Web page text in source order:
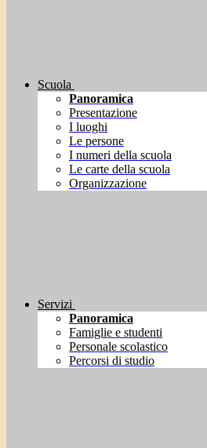
Scuola
Panoramica
Presentazione
I luoghi
Le persone
I numeri della scuola
Le carte della scuola
Organizzazione
Servizi
Panoramica
Famiglie e studenti
Personale scolastico
Percorsi di studio